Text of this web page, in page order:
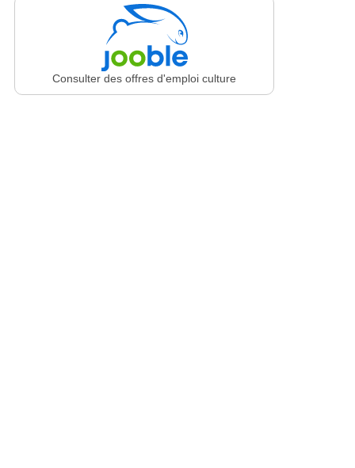
Consulter des offres d'emploi culture